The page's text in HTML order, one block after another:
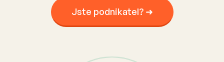
Jste podnikatel? ➜